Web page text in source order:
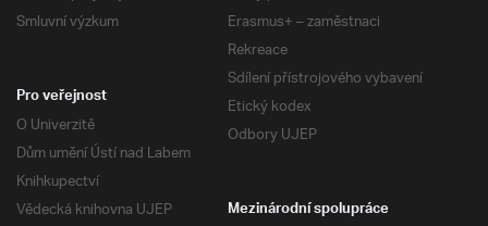
Smluvní výzkum
Erasmus+ – zaměstnaci
Rekreace
Sdílení přístrojového vybavení
Etický kodex
Odbory UJEP
Pro veřejnost
O Univerzitě
Dům umění Ústí nad Labem
Knihkupectví
Vědecká knihovna UJEP
Mezinárodní spolupráce